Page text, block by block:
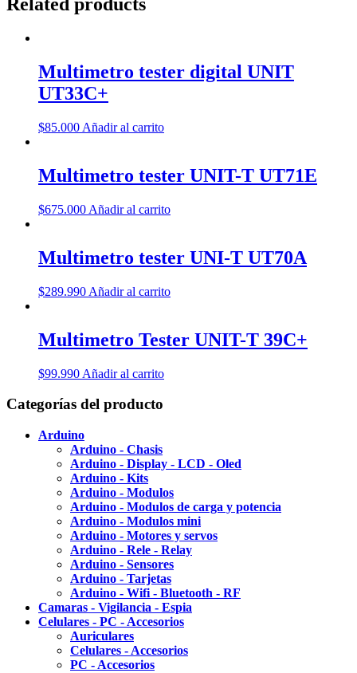
Related products
Multimetro tester digital UNIT
UT33C+
$85.000 Añadir al carrito
Multimetro tester UNIT-T UT71E
$675.000 Añadir al carrito
Multimetro tester UNI-T UT70A
$289.990 Añadir al carrito
Multimetro Tester UNIT-T 39C+
$99.990 Añadir al carrito
Categorías del producto
Arduino
Arduino - Chasis
Arduino - Display - LCD - Oled
Arduino - Kits
Arduino - Modulos
Arduino - Modulos de carga y potencia
Arduino - Modulos mini
Arduino - Motores y servos
Arduino - Rele - Relay
Arduino - Sensores
Arduino - Tarjetas
Arduino - Wifi - Bluetooth - RF
Camaras - Vigilancia - Espia
Celulares - PC - Accesorios
Auriculares
Celulares - Accesorios
PC - Accesorios